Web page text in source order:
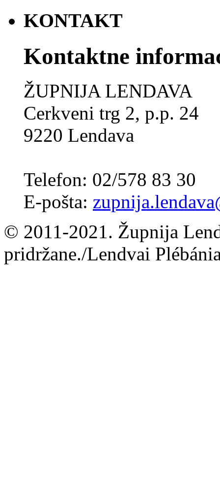
KONTAKT
Kontaktne
ŽUPNIJA LENDAVA
Cerkveni trg 2, p.p. 24
9220 Lendava
Telefon: 02/578 83 30
E-pošta:
© 2011-2021. Župnija
pridržane./Lendvai